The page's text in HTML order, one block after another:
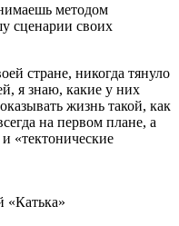
методом
сценарии своих
стране, никогда тянуло
я знаю, какие у них
жизнь такой, как
на первом плане, а
«тектонические